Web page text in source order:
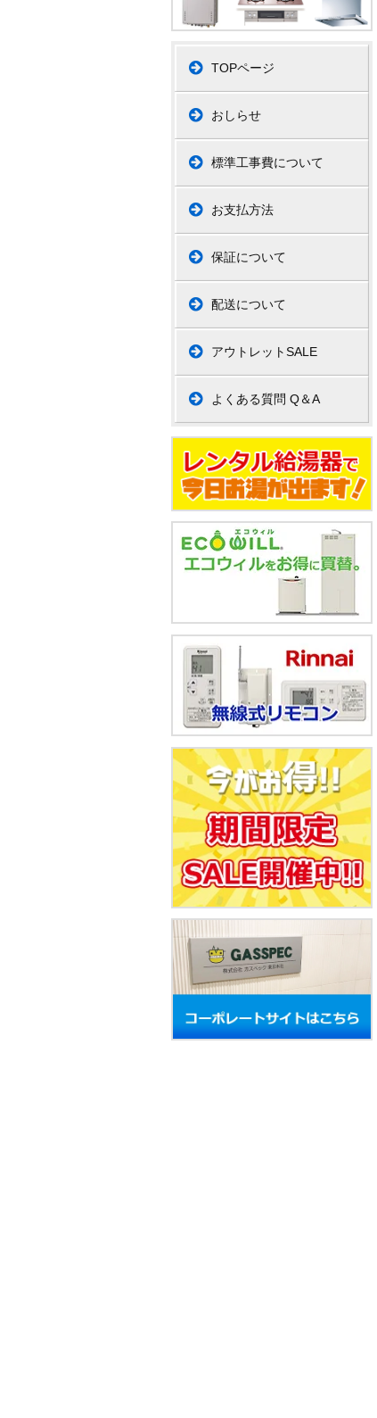
TOPページ
おしらせ
標準工事費について
お支払方法
保証について
配送について
アウトレットSALE
よくある質問 Q＆A